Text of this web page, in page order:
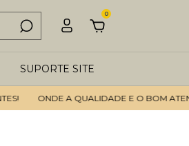
0
SUPORTE SITE
ONDE A QUALIDADE E O BOM